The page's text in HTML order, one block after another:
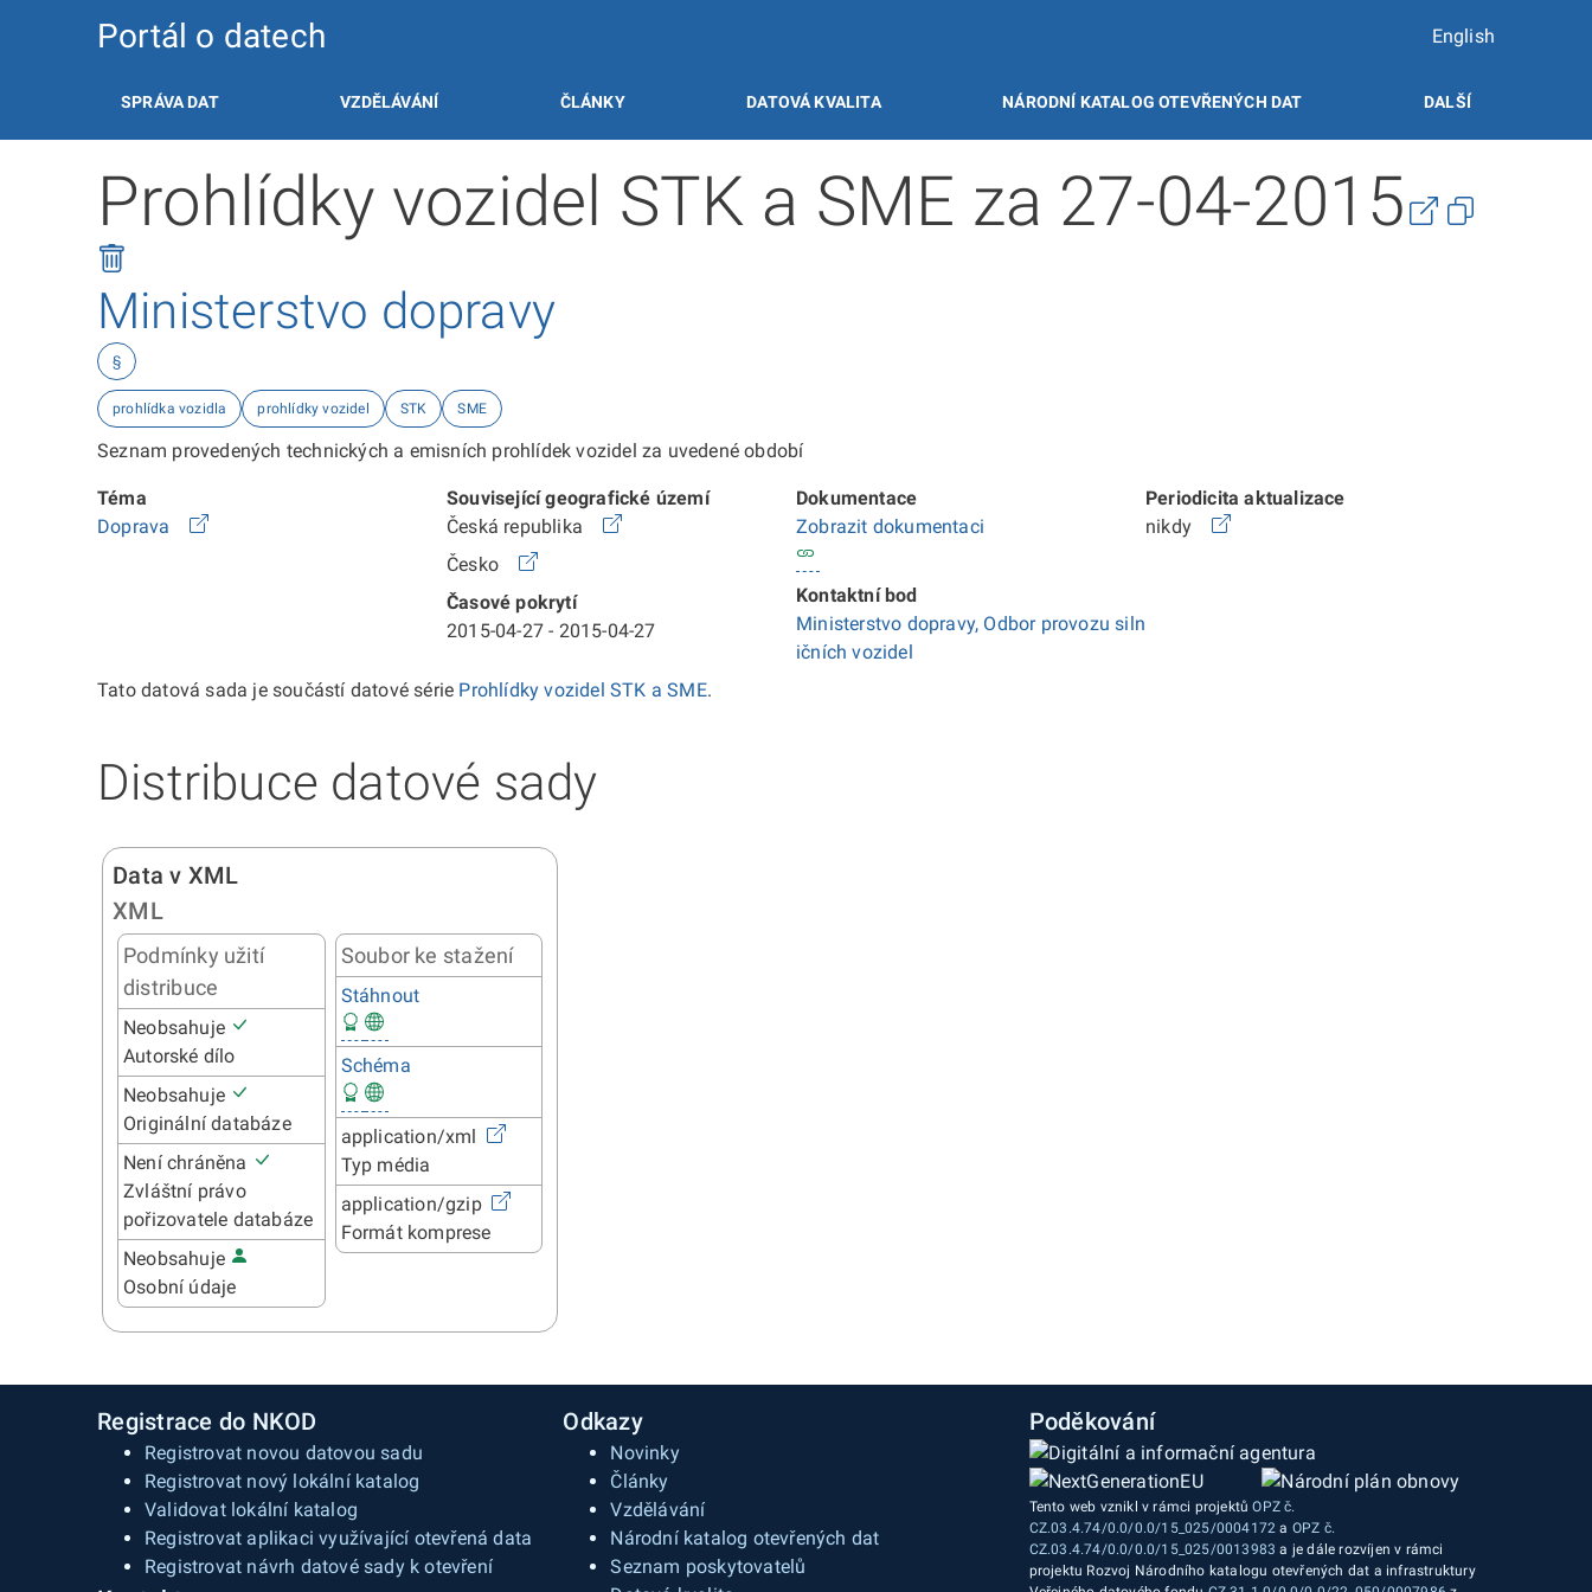
Portál o datech English
SPRÁVA DAT VZDĚLÁVÁNÍ ČLÁNKY DATOVÁ KVALITA NÁRODNÍ KATALOG OTEVŘENÝCH DAT DALŠÍ
Prohlídky vozidel STK a SME za 27-04-2015
Ministerstvo dopravy
§
prohlídka vozidla prohlídky vozidel STK SME
Seznam provedených technických a emisních prohlídek vozidel za uvedené období
Téma
Doprava
Související geografické území
Česká republika
Česko
Časové pokrytí
2015-04-27 - 2015-04-27
Dokumentace
Zobrazit dokumentaci
Kontaktní bod
Ministerstvo dopravy, Odbor provozu siln
ičních vozidel
Periodicita aktualizace
nikdy
Tato datová sada je součástí datové série Prohlídky vozidel STK a SME.
Distribuce datové sady
Data v XML
XML
Podmínky užití
distribuce
Neobsahuje
Autorské dílo
Neobsahuje
Originální databáze
Není chráněna
Zvláštní právo
pořizovatele databáze
Neobsahuje
Osobní údaje
Soubor ke stažení
Stáhnout
Schéma
application/xml
Typ média
application/gzip
Formát komprese
Registrace do NKOD
Registrovat novou datovou sadu
Registrovat nový lokální katalog
Validovat lokální katalog
Registrovat aplikaci využívající otevřená data
Registrovat návrh datové sady k otevření
Odkazy
Novinky
Články
Vzdělávání
Národní katalog otevřených dat
Seznam poskytovatelů
Poděkování
Tento web vznikl v rámci projektůOPZ č.
CZ.03.4.74/0.0/0.0/15_025/0004172 a OPZ č.
CZ.03.4.74/0.0/0.0/15_025/0013983 a je dále rozvíjen v rámci
projektu Rozvoj Národního katalogu otevřených dat a infrastruktury